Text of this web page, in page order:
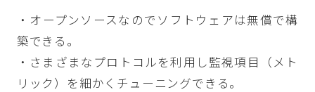
・オープンソースなのでソフトウェアは無償で構
築できる。
・さまざまなプロトコルを利用し監視項目（メト
リック）を細かくチューニングできる。